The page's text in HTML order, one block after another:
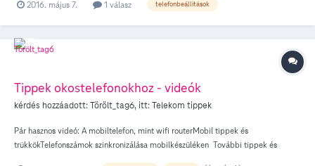
2016. május 7. 1 válasz telefonbeállítások
Tippek okostelefonokhoz - videók
kérdés hozzáadott:Törölt_tag6, itt:Telekom tippek
Pár hasznos videó: A mobiltelefon, mint wifi routerMobil tippek és
trükkökTelefonszámok szinkronizálása mobilkészüléken További tippek és